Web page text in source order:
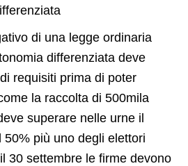
di una legge ordinaria
differenziata deve
requisiti prima di poter
la raccolta di 500mila
superare nelle urne il
più uno degli elettori
30 settembre le firme devono